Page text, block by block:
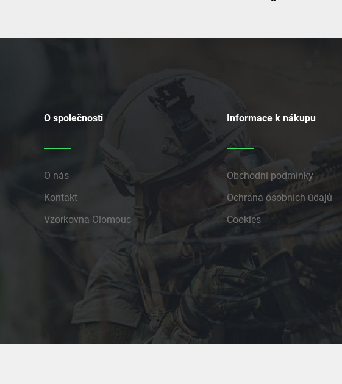
O společnosti
O nás
Kontakt
Vzorkovna Olomouc
Informace k nákupu
Obchodní podmínky
Ochrana osobních údajů
Cookies